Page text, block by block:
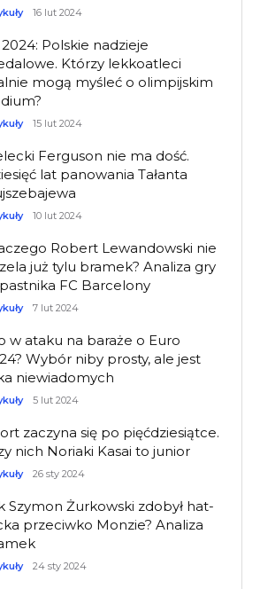
16 lut 2024
Polskie nadzieje
Którzy lekkoatleci
mogą myśleć o olimpijskim
15 lut 2024
Ferguson nie ma dość.
lat panowania Tałanta
10 lut 2024
Robert Lewandowski nie
już tylu bramek? Analiza gry
FC Barcelony
7 lut 2024
w ataku na baraże o Euro
Wybór niby prosty, ale jest
niewiadomych
5 lut 2024
zaczyna się po pięćdziesiątce.
nich Noriaki Kasai to junior
26 sty 2024
Szymon Żurkowski zdobył hat-
przeciwko Monzie? Analiza
24 sty 2024